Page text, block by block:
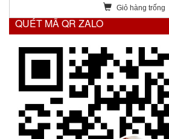
Giỏ hàng trống
QUÉT MÃ QR ZALO